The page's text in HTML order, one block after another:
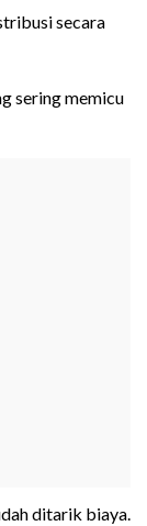
secara
sering memicu
ditarik biaya.